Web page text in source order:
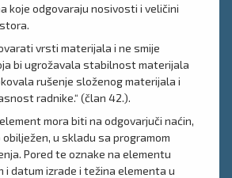
koje odgovaraju nosivosti i veličini
vrsti materijala i ne smije
bi ugrožavala stabilnost materijala
rušenje složenog materijala i
radnike.“ (član 42.).
element mora biti na odgovarjuči naćin,
u skladu sa programom
Pored te oznake na elementu
i datum izrade i težina elementa u